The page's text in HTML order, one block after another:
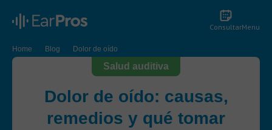
ConsultarMenu
Home Blog Dolor de oído
Salud auditiva
Dolor de oído: causas,
remedios y qué tomar